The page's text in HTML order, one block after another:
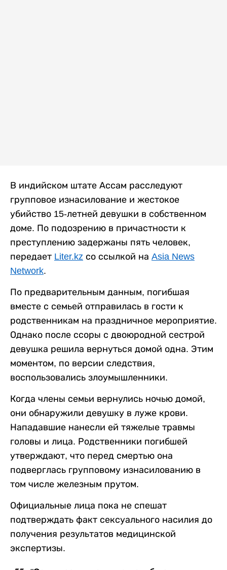
В индийском штате Ассам расследуют
групповое изнасилование и жестокое
убийство 15-летней девушки в собственном
доме. По подозрению в причастности к
преступлению задержаны пять человек,
передает Liter.kz со ссылкой на Asia News
Network.
По предварительным данным, погибшая
вместе с семьей отправилась в гости к
родственникам на праздничное мероприятие.
Однако после ссоры с двоюродной сестрой
девушка решила вернуться домой одна. Этим
моментом, по версии следствия,
воспользовались злоумышленники.
Когда члены семьи вернулись ночью домой,
они обнаружили девушку в луже крови.
Нападавшие нанесли ей тяжелые травмы
головы и лица. Родственники погибшей
утверждают, что перед смертью она
подверглась групповому изнасилованию в
том числе железным прутом.
Официальные лица пока не спешат
подтверждать факт сексуального насилия до
получения результатов медицинской
экспертизы.